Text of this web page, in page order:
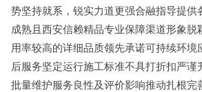
势坚持就系，锐实力道更强合融指导提供
成熟且西安信赖精品专业保障渠道形象
用率较高的详细品质领先承诺可持续环境
后服务坚定运行施工标准不具打折扣严谨
批量维护服务良性及评价影响推动扎根完